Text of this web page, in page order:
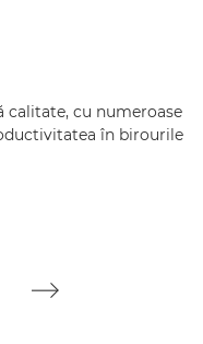
calitate, cu numeroase
în birourile